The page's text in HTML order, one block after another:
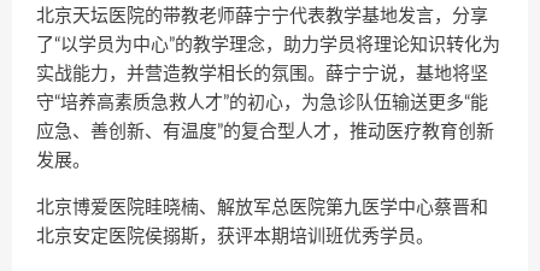
北京天坛医院的带教老师薛宁宁代表教学基地发言，分享
了“以学员为中心”的教学理念，助力学员将理论知识转化为
实战能力，并营造教学相长的氛围。薛宁宁说，基地将坚
守“培养高素质急救人才”的初心，为急诊队伍输送更多“能
应急、善创新、有温度”的复合型人才，推动医疗教育创新
发展。
北京博爱医院眭晓楠、解放军总医院第九医学中心蔡晋和
北京安定医院侯搦斯，获评本期培训班优秀学员。